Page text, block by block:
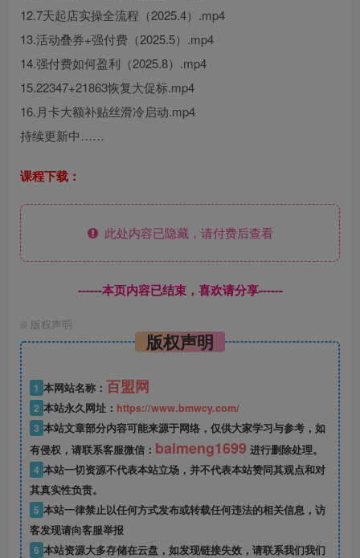
12.7天起店实操全流程（2025.4）.mp4
13.活动叠券+强付费（2025.5）.mp4
14.强付费如何盈利（2025.8）.mp4
15.22347+21863恢复大促标.mp4
16.月卡大额补贴丝滑冷启动.mp4
持续更新中……
课程下载：
此处内容已隐藏，请付费后查看
------本页内容已结束，喜欢请分享------
© 版权声明
版权声明
1 本网站名称： 百盟网
2 本站永久网址： https://www.bmwcy.com/
3 本站文章部分内容可能来源于网络，仅供大家学习与参考，如
有侵权，请联系客服微信： baimeng1699 进行删除处理。
4 本站一切资源不代表本站立场，并不代表本站赞同其观点和对
其真实性负责。
5 本站一律禁止以任何方式发布或转载任何违法的相关信息，访
客发现请向客服举报
6 本站资源大多存储在云盘，如发现链接失效，请联系我们我们